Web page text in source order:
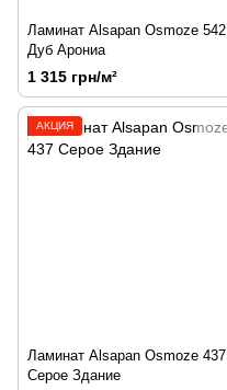
Ламинат Alsapan Osmoze 542
Дуб Арониа
1 315 грн/м²
АКЦИЯ
Ламинат Alsapan Osmoze 437
Серое Здание